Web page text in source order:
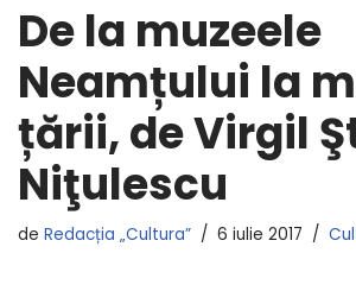
De la muzeele
Neamțului la
țării, de Virgil
Niţulescu
de Redacția „Cultura” 6 iulie 2017